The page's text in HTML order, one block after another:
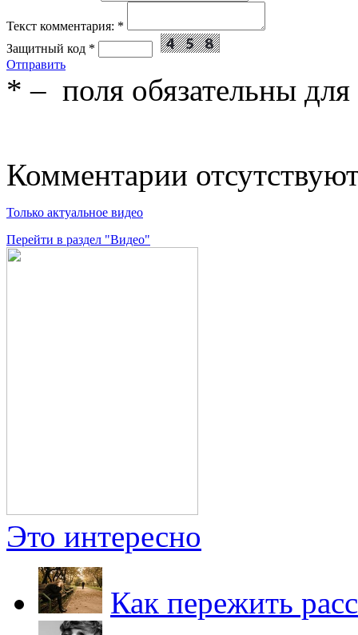
Текст комментария: *
Защитный код *
Отправить
* – поля обязательны для
Комментарии
Только актуальное видео
Перейти в раздел "Видео"
Это интересно
Как пережить